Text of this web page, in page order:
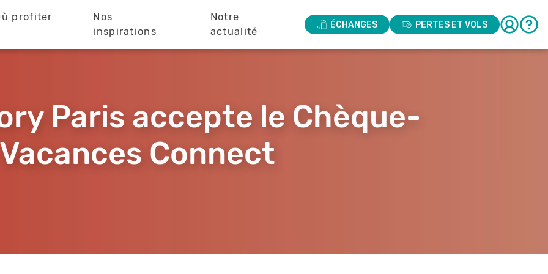
profiter
Nos
inspirations
Notre
actualité
ÉCHANGES PERTES ET VOLS
Paris accepte le Chèque-
Vacances Connect